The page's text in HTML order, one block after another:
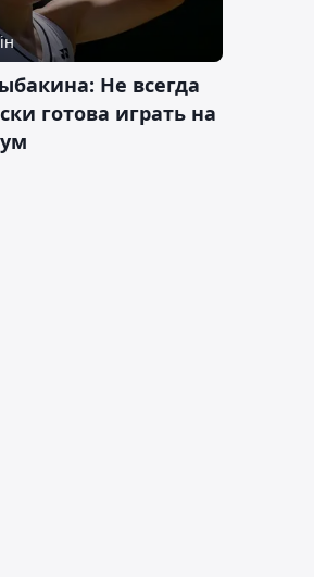
Не всегда
готова играть на